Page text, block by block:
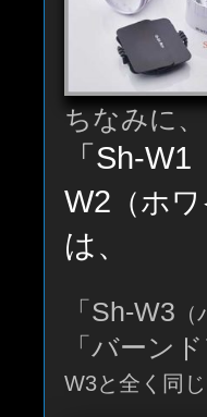
ちなみに、
「Sh-W1
W2 （ホ
は、
「Sh-W3
「バーン
W3と全く同